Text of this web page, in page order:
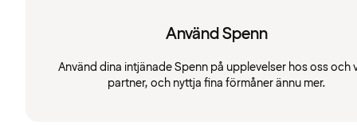
Använd Spenn
Använd dina intjänade Spenn på upplevelser hos oss och
partner, och nyttja fina förmåner ännu mer.